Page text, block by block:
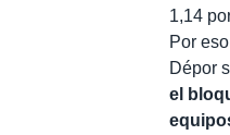
1,14
Por
Dépor
el